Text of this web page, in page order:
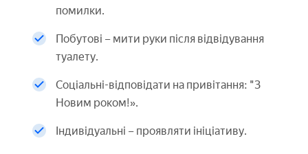
помилки.
Побутові – мити руки після відвідування
туалету.
Соціальні-відповідати на привітання: "З
Новим роком!».
Індивідуальні – проявляти ініціативу.